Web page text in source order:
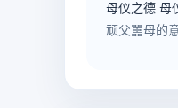
母仪之德 母
顽父嚚母的